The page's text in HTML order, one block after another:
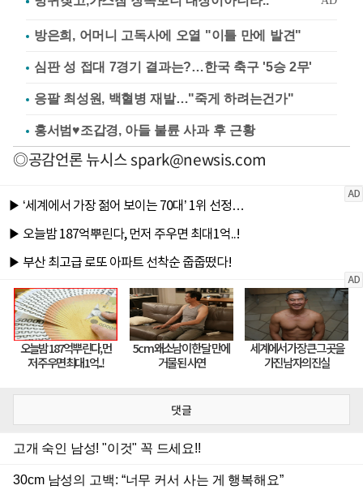
방은희, 어머니 고독사에 오열 "이틀 만에 발견"
심판 성 접대 7경기 결과는?…한국 축구 '5승 2무'
응팔 최성원, 백혈병 재발…"죽게 하려는건가"
홍서범♥조갑경, 아들 불륜 사과 후 근황
◎공감언론 뉴시스spark@newsis.com
댓글